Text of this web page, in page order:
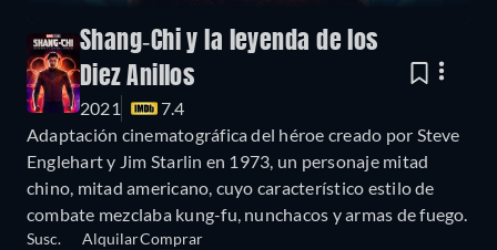
Shang-Chi y la leyenda de los
Diez Anillos
2021
7.4
Adaptación cinematográfica del héroe creado por Steve
Englehart y Jim Starlin en 1973, un personaje mitad
chino, mitad americano, cuyo característico estilo de
combate mezclaba kung-fu, nunchacos y armas de fuego.
Susc. AlquilarComprar